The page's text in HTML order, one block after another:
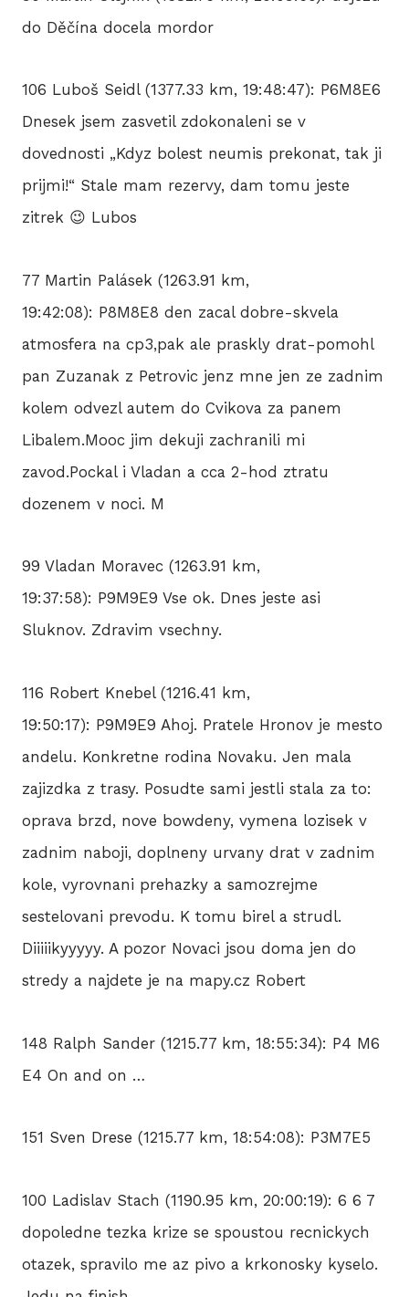
do Děčína docela mordor
106 Luboš Seidl (1377.33 km, 19:48:47): P6M8E6
Dnesek jsem zasvetil zdokonaleni se v
dovednosti „Kdyz bolest neumis prekonat, tak ji
prijmi!“ Stale mam rezervy, dam tomu jeste
zitrek 😉 Lubos
77 Martin Palásek (1263.91 km,
19:42:08): P8M8E8 den zacal dobre-skvela
atmosfera na cp3,pak ale praskly drat-pomohl
pan Zuzanak z Petrovic jenz mne jen ze zadnim
kolem odvezl autem do Cvikova za panem
Libalem.Mooc jim dekuji zachranili mi
zavod.Pockal i Vladan a cca 2-hod ztratu
dozenem v noci. M
99 Vladan Moravec (1263.91 km,
19:37:58): P9M9E9 Vse ok. Dnes jeste asi
Sluknov. Zdravim vsechny.
116 Robert Knebel (1216.41 km,
19:50:17): P9M9E9 Ahoj. Pratele Hronov je mesto
andelu. Konkretne rodina Novaku. Jen mala
zajizdka z trasy. Posudte sami jestli stala za to:
oprava brzd, nove bowdeny, vymena lozisek v
zadnim naboji, doplneny urvany drat v zadnim
kole, vyrovnani prehazky a samozrejme
sestelovani prevodu. K tomu birel a strudl.
Diiiiikyyyyy. A pozor Novaci jsou doma jen do
stredy a najdete je na mapy.cz Robert
148 Ralph Sander (1215.77 km, 18:55:34): P4 M6
E4 On and on …
151 Sven Drese (1215.77 km, 18:54:08): P3M7E5
100 Ladislav Stach (1190.95 km, 20:00:19): 6 6 7
dopoledne tezka krize se spoustou recnickych
otazek, spravilo me az pivo a krkonosky kyselo.